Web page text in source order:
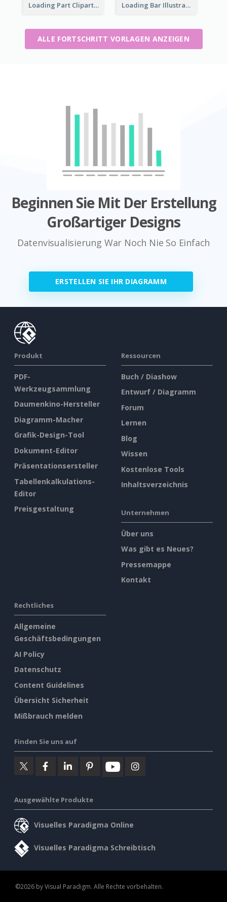
Loading Part Clipart Loading Bar Illustration
ALLE FORTSCHRITT VORLAGEN ANZEIGEN
Beginnen Sie Mit Der Erstellung
Großartiger Designs
Datenvisualisierung War Noch Nie So Einfach
ERSTELLEN SIE IHR DIAGRAMM
Produkt
PDF-
Werkzeugsammlung
Daumenkino-Hersteller
Diagramm-Macher
Grafik-Design-Tool
Dokument-Editor
Präsentationsersteller
Tabellenkalkulations-
Editor
Preisgestaltung
Ressourcen
Buch / Diashow
Entwurf / Diagramm
Forum
Lernen
Blog
Wissen
Kostenlose Tools
Inhaltsverzeichnis
Unternehmen
Über uns
Was gibt es Neues?
Pressemappe
Kontakt
Rechtliches
Allgemeine
Geschäftsbedingungen
AI Policy
Datenschutz
Content Guidelines
Übersicht Sicherheit
Mißbrauch melden
Finden Sie uns auf
Ausgewählte Produkte
Visuelles Paradigma Online
Visuelles Paradigma Schreibtisch
©2026 by Visual Paradigm. Alle Rechte vorbehalten.